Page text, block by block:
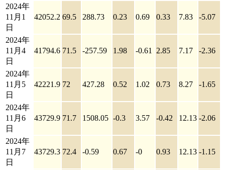
2024年
11月1
日
42052.2 69.5 288.73 0.23 0.69 0.33 7.83 -5.07
2024年
11月4
日
41794.6 71.5 -257.59 1.98 -0.61 2.85 7.17 -2.36
2024年
11月5
日
42221.9 72 427.28 0.52 1.02 0.73 8.27 -1.65
2024年
11月6
日
43729.9 71.7 1508.05 -0.3 3.57 -0.42 12.13 -2.06
2024年
11月7
日
43729.3 72.4 -0.59 0.67 -0 0.93 12.13 -1.15